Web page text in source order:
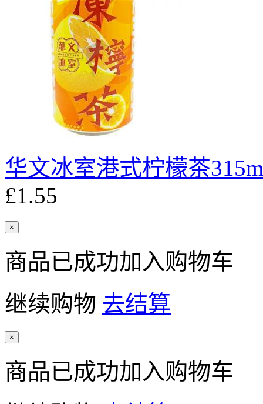
华文冰室港式柠檬茶
£1.55
×
商品已成功加入购物车
继续购物 去结算
×
商品已成功加入购物车